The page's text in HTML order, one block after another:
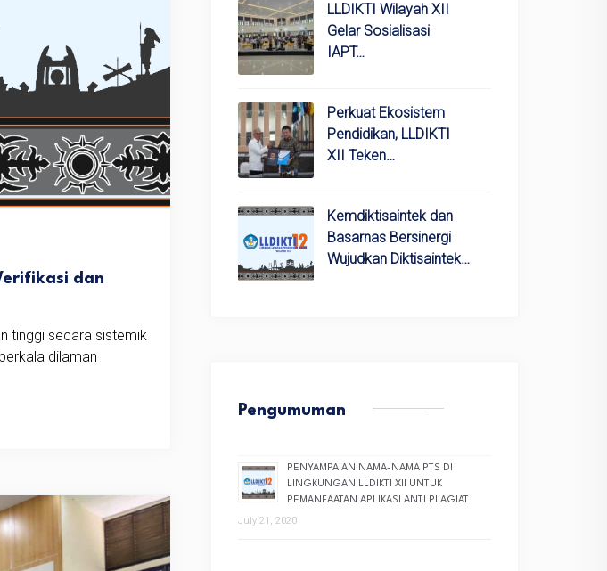
dan
tinggi secara sistemik
dilaman
LLDIKTI Wilayah XII
Gelar Sosialisasi
IAPT…
Perkuat Ekosistem
Pendidikan, LLDIKTI
XII Teken…
Kemdiktisaintek dan
Basarnas Bersinergi
Wujudkan Diktisaintek…
Pengumuman
PENYAMPAIAN NAMA-NAMA PTS DI
LINGKUNGAN LLDIKTI XII UNTUK
PEMANFAATAN APLIKASI ANTI PLAGIAT
July 21, 2020